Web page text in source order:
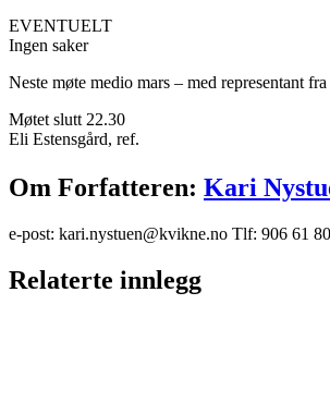
EVENTUELT
Ingen saker
Neste møte medio mars – med representant
Møtet slutt 22.30
Eli Estensgård, ref.
Facebook
X
Pinterest
E-
post
Copy
Link
Om Forfatteren: Kari
e-post: kari.nystuen@kvikne.no Tlf: 906 61
Relaterte innlegg